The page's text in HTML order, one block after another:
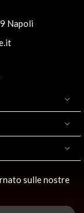
Napoli
sulle nostre